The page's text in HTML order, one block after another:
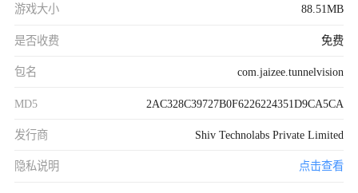
游戏大小 88.51MB
是否收费 免费
包名 com.jaizee.tunnelvision
MD5 2AC328C39727B0F6226224351D9CA5CA
发行商 Shiv Technolabs Private Limited
隐私说明 点击查看